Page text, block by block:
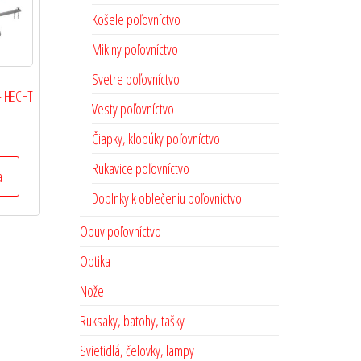
Košele poľovníctvo
Mikiny poľovníctvo
Svetre poľovníctvo
Vesty poľovníctvo
Čiapky, klobúky poľovníctvo
Rukavice poľovníctvo
Doplnky k oblečeniu poľovníctvo
Obuv poľovníctvo
Optika
Nože
Ruksaky, batohy, tašky
Svietidlá, čelovky, lampy